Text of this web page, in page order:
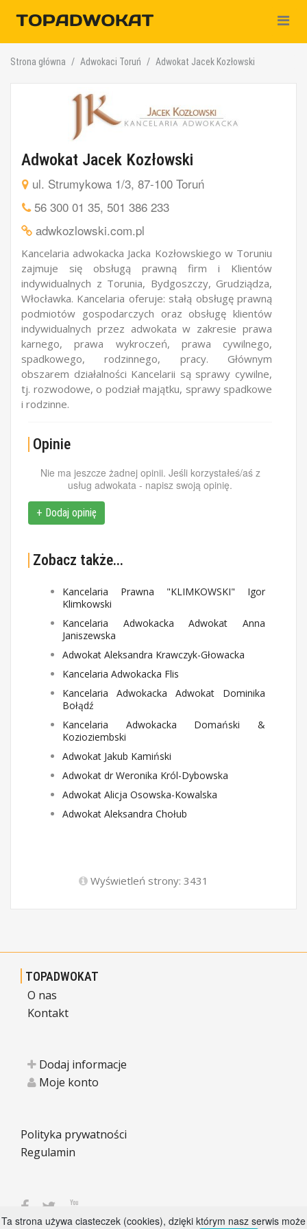
Strona główna Adwokaci Toruń Adwokat Jacek Kozłowski
Adwokat Jacek Kozłowski
ul. Strumykowa 1/3, 87-100 Toruń
56 300 01 35, 501 386 233
adwkozlowski.com.pl
Kancelaria adwokacka Jacka Kozłowskiego w Toruniu
zajmuje się obsługą prawną firm i Klientów
indywidualnych z Torunia, Bydgoszczy, Grudziądza,
Włocławka. Kancelaria oferuje: stałą obsługę prawną
podmiotów gospodarczych oraz obsługę klientów
indywidualnych przez adwokata w zakresie prawa
karnego, prawa wykroczeń, prawa cywilnego,
spadkowego, rodzinnego, pracy. Głównym
obszarem działalności Kancelarii są sprawy cywilne,
tj. rozwodowe, o podział majątku, sprawy spadkowe
i rodzinne.
Opinie
Nie ma jeszcze żadnej opinii. Jeśli korzystałeś/aś z
usług adwokata - napisz swoją opinię.
+ Dodaj opinię
Zobacz także...
Kancelaria Prawna "KLIMKOWSKI" Igor
Klimkowski
Kancelaria Adwokacka Adwokat Anna
Janiszewska
Adwokat Aleksandra Krawczyk-Głowacka
Kancelaria Adwokacka Flis
Kancelaria Adwokacka Adwokat Dominika
Bołądź
Kancelaria Adwokacka Domański &
Kozioziembski
Adwokat Jakub Kamiński
Adwokat dr Weronika Król-Dybowska
Adwokat Alicja Osowska-Kowalska
Adwokat Aleksandra Chołub
Wyświetleń strony: 3431
TOPADWOKAT
O nas
Kontakt
Dodaj informacje
Moje konto
Polityka prywatności
Regulamin
Ta strona używa ciasteczek (cookies), dzięki którym nasz serwis może